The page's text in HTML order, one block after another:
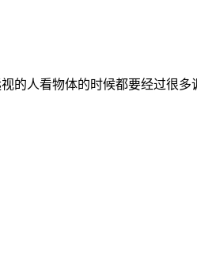
的人看物体的时候都要经过很